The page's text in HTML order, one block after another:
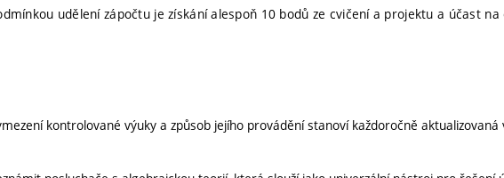
udělení zápočtu je získání alespoň 10 bodů ze cvičení a projektu a účast na
kontrolované výuky a způsob jejího provádění stanoví každoročně